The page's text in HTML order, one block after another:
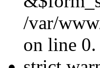
/var/
on line 0.